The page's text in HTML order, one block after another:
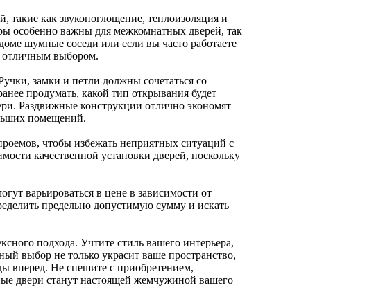
такие как звукопоглощение, теплоизоляция и
особенно важны для межкомнатных дверей, так
шумные соседи или если вы часто работаете
отличным выбором.
замки и петли должны сочетаться со
продумать, какой тип открывания будет
Раздвижные конструкции отлично экономят
помещений.
чтобы избежать неприятных ситуаций с
качественной установки дверей, поскольку
варьироваться в цене в зависимости от
предельно допустимую сумму и искать
подхода. Учтите стиль вашего интерьера,
выбор не только украсит ваше пространство,
вперед. Не спешите с приобретением,
двери станут настоящей жемчужиной вашего